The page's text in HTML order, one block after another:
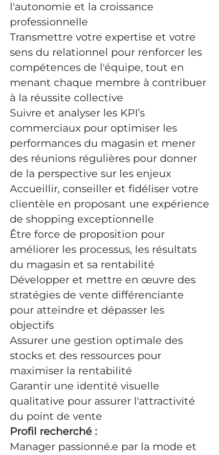
l'autonomie et la croissance
professionnelle
Transmettre votre expertise et votre
sens du relationnel pour renforcer les
compétences de l'équipe, tout en
menant chaque membre à contribuer
à la réussite collective
Suivre et analyser les KPI’s
commerciaux pour optimiser les
performances du magasin et mener
des réunions régulières pour donner
de la perspective sur les enjeux
Accueillir, conseiller et fidéliser votre
clientèle en proposant une expérience
de shopping exceptionnelle
Être force de proposition pour
améliorer les processus, les résultats
du magasin et sa rentabilité
Développer et mettre en œuvre des
stratégies de vente différenciante
pour atteindre et dépasser les
objectifs
Assurer une gestion optimale des
stocks et des ressources pour
maximiser la rentabilité
Garantir une identité visuelle
qualitative pour assurer l'attractivité
du point de vente
Profil recherché :
Manager passionné.e par la mode et